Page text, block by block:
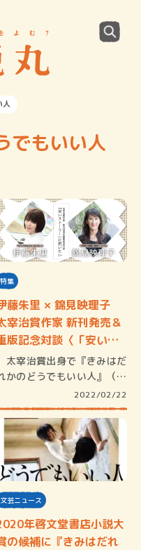
人
でもいい人
特集
藤朱里 × 錦見映理子
宰治賞作家 新刊発売＆
版記念対談〈「安い…
太宰治賞出身で『きみはだ
かのどうでもいい人』（小
2022/02/22
文芸ニュース
年啓文堂書店小説大
の候補に『きみはだれ